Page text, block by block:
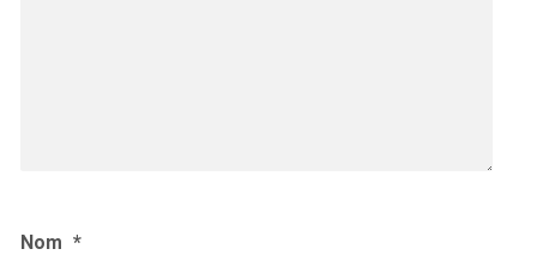
Nom *